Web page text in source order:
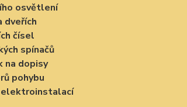
osvětlení
dveřích
čísel
spínačů
na dopisy
pohybu
elektroinstalací